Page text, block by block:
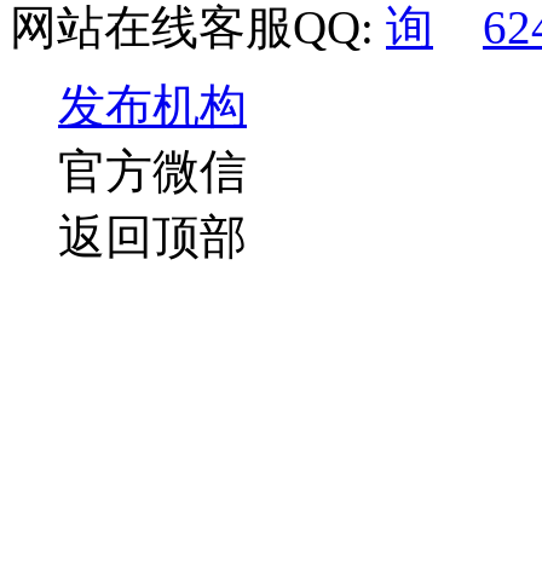
网站在线客服QQ:
发布机构
官方微信
返回顶部